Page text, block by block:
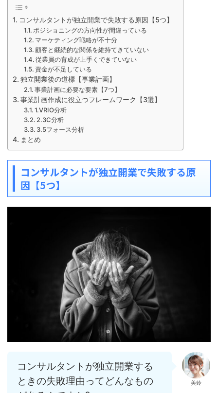
コンサルタントが独立開業で失敗する原因【5つ】
ポジショニングの方向性が間違っている
マーケティング戦略が不十分
顧客と継続的な関係を維持てきていない
従業員の育成が上手くできていない
資金が不足している
独立開業後の道標【事業計画】
事業計画に必要な要素【7つ】
事業計画作成に役立つフレームワーク【3選】
1.VRIO分析
2.3C分析
3.5フォース分析
まとめ
コンサルタントが独立開業で失敗する原
因【5つ】
コンサルタントが独立開業する
ときの失敗理由ってどんなもの
美鈴